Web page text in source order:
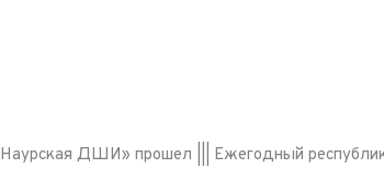
ДШИ» прошел ||| Ежегодный